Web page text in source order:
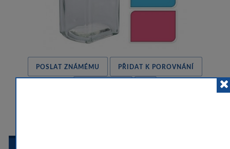
POSLAT ZNÁMÉMU PŘIDAT K POROVNÁNÍ